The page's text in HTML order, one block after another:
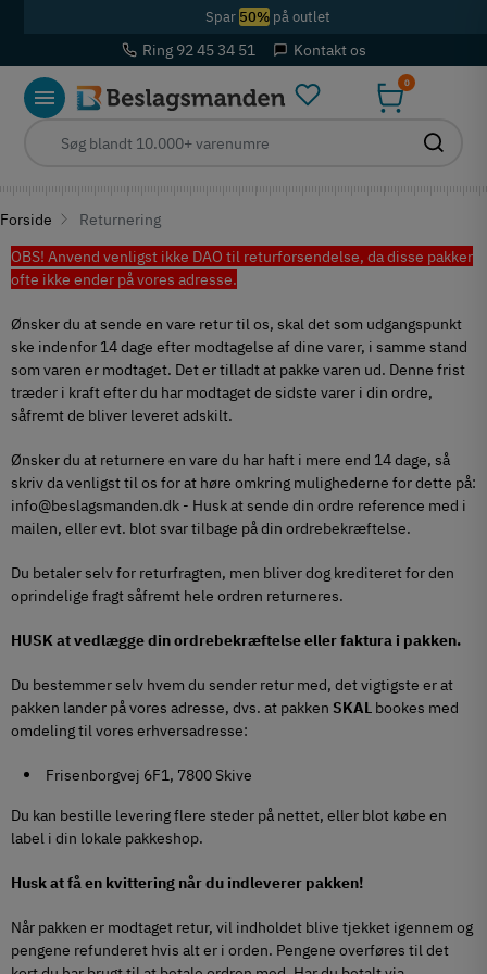
Spar 50%på outlet
Ring 92 45 34 51 Kontakt os
0
Forside Returnering
OBS! Anvend venligst ikke DAO til returforsendelse, da disse pakker
ofte ikke ender på vores adresse.
Ønsker du at sende en vare retur til os, skal det som udgangspunkt
ske indenfor 14 dage efter modtagelse af dine varer, i samme stand
som varen er modtaget. Det er tilladt at pakke varen ud. Denne frist
træder i kraft efter du har modtaget de sidste varer i din ordre,
såfremt de bliver leveret adskilt.
Ønsker du at returnere en vare du har haft i mere end 14 dage, så
skriv da venligst til os for at høre omkring mulighederne for dette på:
info@beslagsmanden.dk - Husk at sende din ordre reference med i
mailen, eller evt. blot svar tilbage på din ordrebekræftelse.
Du betaler selv for returfragten, men bliver dog krediteret for den
oprindelige fragt såfremt hele ordren returneres.
HUSK at vedlægge din ordrebekræftelse eller faktura i pakken.
Du bestemmer selv hvem du sender retur med, det vigtigste er at
pakken lander på vores adresse, dvs. at pakken SKAL bookes med
omdeling til vores erhversadresse:
Frisenborgvej 6F1, 7800 Skive
Du kan bestille levering flere steder på nettet, eller blot købe en
label i din lokale pakkeshop.
Husk at få en kvittering når du indleverer pakken!
Når pakken er modtaget retur, vil indholdet blive tjekket igennem og
pengene refunderet hvis alt er i orden. Pengene overføres til det